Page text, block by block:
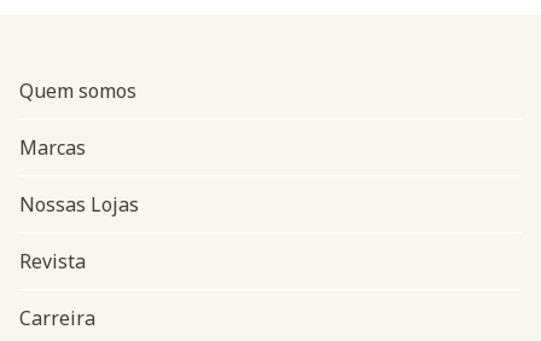
Quem somos
Marcas
Nossas Lojas
Revista
Carreira